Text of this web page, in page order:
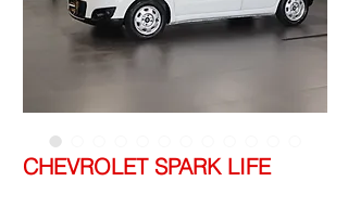
CHEVROLET SPARK LIFE